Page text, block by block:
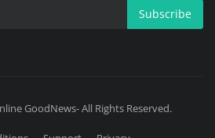
Subscribe
GoodNews- All Rights Reserved.